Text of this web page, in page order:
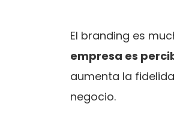
El branding es
empresa es
aumenta la
negocio.